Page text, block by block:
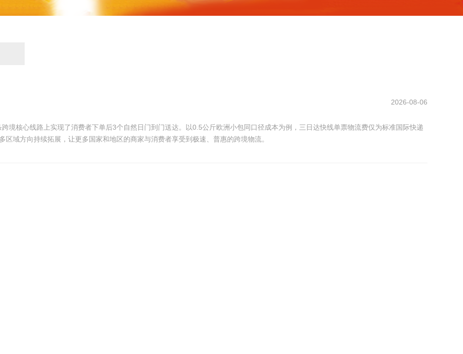
2026-08-06
境核心线路上实现了消费者下单后3个自然日门到门送达。以0.5公斤欧洲小包同口径成本为例，三日达快线单票物流费仅为标准国际快递
区域方向持续拓展，让更多国家和地区的商家与消费者享受到极速、普惠的跨境物流。